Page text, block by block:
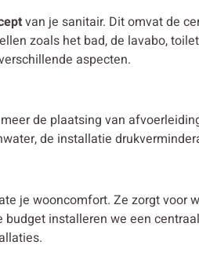
van je sanitair. Dit omvat de
zoals het bad, de lavabo,
aspecten.
de plaatsing van
de installatie
je wooncomfort. Ze zorgt voor
installeren we een